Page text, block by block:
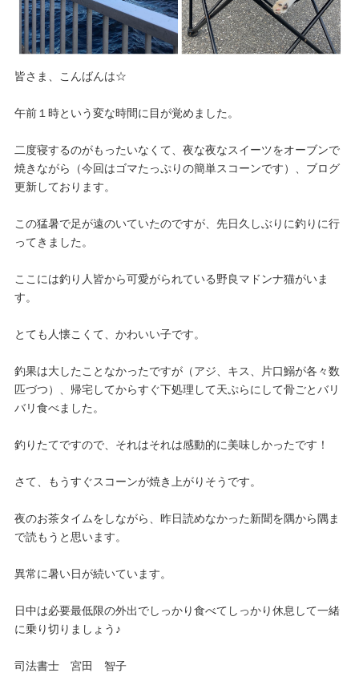
皆さま、こんばんは☆
午前１時という変な時間に目が覚めました。
二度寝するのがもったいなくて、夜な夜なスイーツをオーブンで
焼きながら（今回はゴマたっぷりの簡単スコーンです）、ブログ
更新しております。
この猛暑で足が遠のいていたのですが、先日久しぶりに釣りに行
ってきました。
ここには釣り人皆から可愛がられている野良マドンナ猫がいま
す。
とても人懐こくて、かわいい子です。
釣果は大したことなかったですが（アジ、キス、片口鰯が各々数
匹づつ）、帰宅してからすぐ下処理して天ぷらにして骨ごとバリ
バリ食べました。
釣りたてですので、それはそれは感動的に美味しかったです！
さて、もうすぐスコーンが焼き上がりそうです。
夜のお茶タイムをしながら、昨日読めなかった新聞を隅から隅ま
で読もうと思います。
異常に暑い日が続いています。
日中は必要最低限の外出でしっかり食べてしっかり休息して一緒
に乗り切りましょう♪
司法書士 宮田 智子